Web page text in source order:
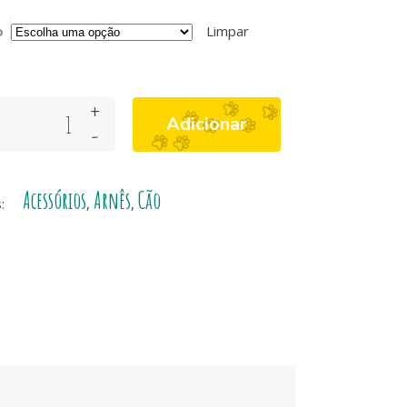
Limpar
-
+ Adicionar
Acessórios, Arnês, Cão